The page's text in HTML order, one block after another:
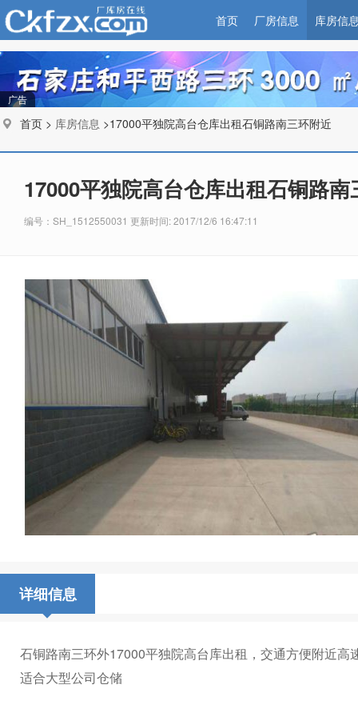
首页 厂房信息 库房信
广告
首页 > 库房信息 >17000平独院高台仓库出租石铜路南三环附近
17000平独院高台仓库出租石铜路南
编号：SH_1512550031 更新时间: 2017/12/6 16:47:11
详细信息
石铜路南三环外17000平独院高台库出租，交通方便附近
适合大型公司仓储